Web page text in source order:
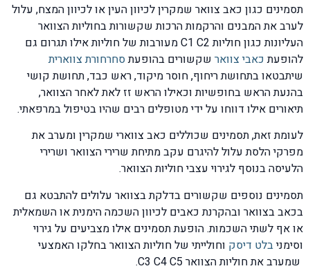
תסמינים כגון כאב צוואר שמקרין לכיוון העין או לכיוון המצח, עלול
לערב את המבנים והרקמות הרכות שקשורות בחוליות הצוואר
העליונות כגון חוליות C1 C2 מעורבות של חוליות אילו תגרום גם
להופעתכאבי צוואר שקשורים בהופעתסחרחורת צווארית
שיתבטאו בתחושת ריחוף, חוסר מיקוד, ראש כבד, תחושת קושי
בהנעת הראש בחופשיות וכאילו הראש זז לאת לאחר הצוואר,
תיאורים אילו דווחו על ידי מטופלים רבים שהיו בטיפול במרפאתי.
לעומת זאת, תסמינים שכוללים כאב צווארי שמקרין ומערב את
מפרקי הלסת עלול להיגרם עקב מתיחת שרירי הצוואר ושרירי
הלעיסה בנוסף לגירוי עצבי חוליות הצוואר.
תסמינים נוספים שקשורים בדלקת בצוואר עלולים להתבטא גם
בכאב בצוואר ובהקרנת כאבים לכיוון השכמה הימנית או השמאלית
או אף לשתי השכמות. הופעת תסמינים אילו מצביעים על גירוי
וסימניבלט דיסק וחולייתי של חוליות הצוואר בחלקו האמצעי
שמערב את חוליות הצוואר C3 C4 C5.